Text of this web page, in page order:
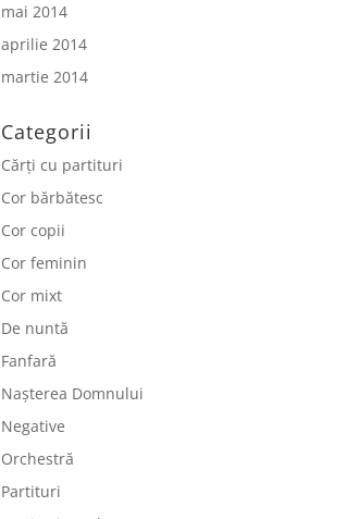
mai 2014
aprilie 2014
martie 2014
Categorii
Cărți cu partituri
Cor bărbătesc
Cor copii
Cor feminin
Cor mixt
De nuntă
Fanfară
Nașterea Domnului
Negative
Orchestră
Partituri